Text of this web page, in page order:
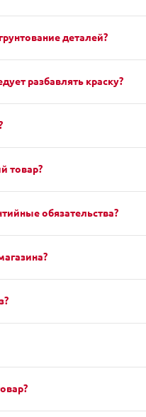
деталей?
разбавлять краску?
товар?
обязательства?